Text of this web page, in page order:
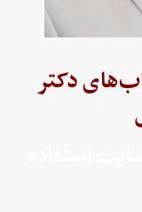
دکتر